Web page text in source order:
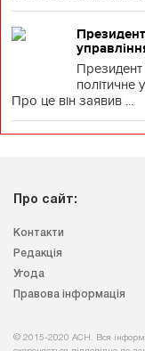
політичне
Про це він заявив ...
Про сайт:
Контакти
Редакція
Угода
Правова інформація
© 2015-2020 АСН. Вся